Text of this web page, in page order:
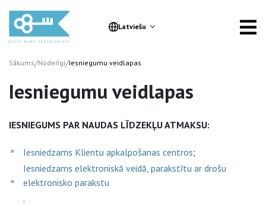
Latviešu
Sākums/Noderīgi/Iesniegumu veidlapas
Iesniegumu veidlapas
IESNIEGUMS PAR NAUDAS LĪDZEKĻU ATMAKSU:
Iesniedzams Klientu apkalpošanas centros;
Iesniedzams elektroniskā veidā, parakstītu ar drošu
elektronisko parakstu
.